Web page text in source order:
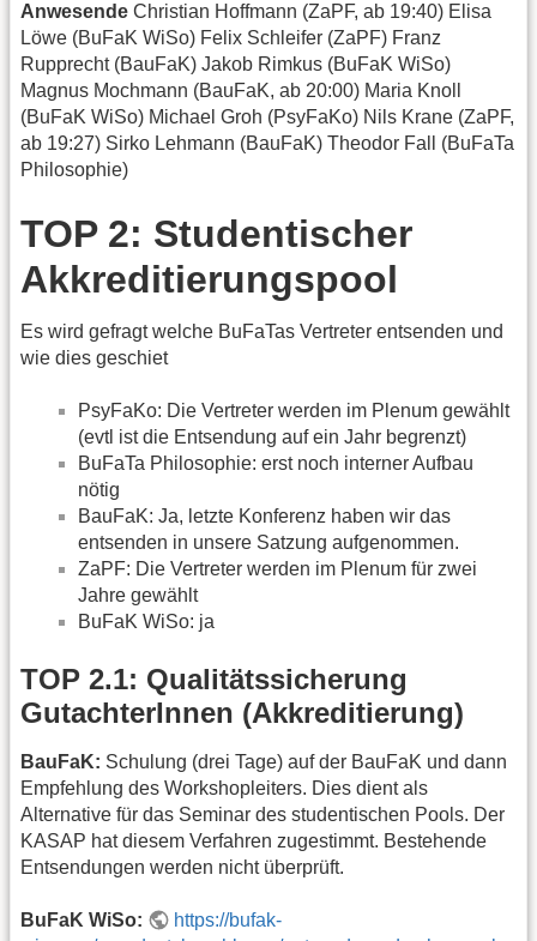
Anwesende Christian Hoffmann (ZaPF, ab 19:40) Elisa
Löwe (BuFaK WiSo) Felix Schleifer (ZaPF) Franz
Rupprecht (BauFaK) Jakob Rimkus (BuFaK WiSo)
Magnus Mochmann (BauFaK, ab 20:00) Maria Knoll
(BuFaK WiSo) Michael Groh (PsyFaKo) Nils Krane (ZaPF,
ab 19:27) Sirko Lehmann (BauFaK) Theodor Fall (BuFaTa
Philosophie)
TOP 2: Studentischer
Akkreditierungspool
Es wird gefragt welche BuFaTas Vertreter entsenden und
wie dies geschiet
PsyFaKo: Die Vertreter werden im Plenum gewählt
(evtl ist die Entsendung auf ein Jahr begrenzt)
BuFaTa Philosophie: erst noch interner Aufbau
nötig
BauFaK: Ja, letzte Konferenz haben wir das
entsenden in unsere Satzung aufgenommen.
ZaPF: Die Vertreter werden im Plenum für zwei
Jahre gewählt
BuFaK WiSo: ja
TOP 2.1: Qualitätssicherung
GutachterInnen (Akkreditierung)
BauFaK: Schulung (drei Tage) auf der BauFaK und dann
Empfehlung des Workshopleiters. Dies dient als
Alternative für das Seminar des studentischen Pools. Der
KASAP hat diesem Verfahren zugestimmt. Bestehende
Entsendungen werden nicht überprüft.
BuFaK WiSo:
https://bufak-